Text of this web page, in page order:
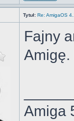
Tytuł: Re: AmigaOS
Fajny
Amigę.
Amiga